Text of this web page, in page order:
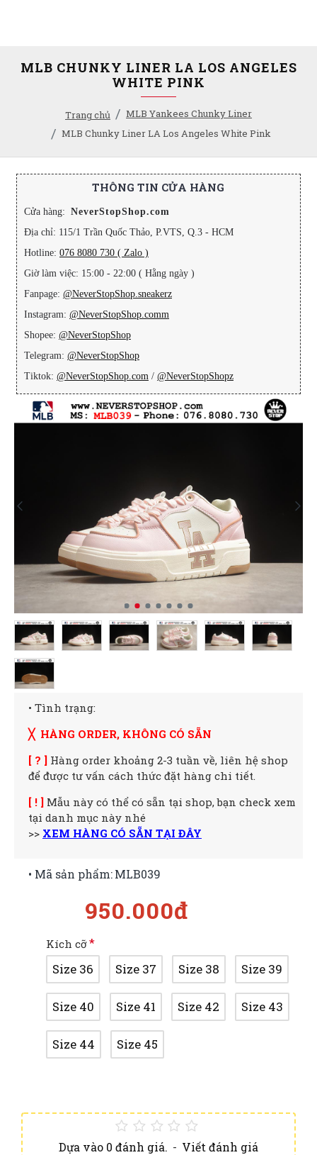
Trang chủ
MLB Yankees Chunky Liner
MLB Chunky Liner LA Los Angeles White Pink
MLB CHUNKY LINER LA LOS ANGELES
WHITE PINK
THÔNG TIN CỬA HÀNG
Cửa hàng: NeverStopShop.com
Địa chỉ: 115/1 Trần Quốc Thảo, P.VTS, Q.3 - HCM
Hotline: 076 8080 730 ( Zalo )
Giờ làm việc: 15:00 - 22:00 ( Hằng ngày )
Fanpage: @NeverStopShop.sneakerz
Instagram: @NeverStopShop.comm
Shopee: @NeverStopShop
Telegram: @NeverStopShop
Tiktok: @NeverStopShop.com / @NeverStopShopz
• Tình trạng:
╳ HÀNG ORDER, KHÔNG CÓ SẴN
[ ? ] Hàng order khoảng 2-3 tuần về, liên hệ shop
để được tư vấn cách thức đặt hàng chi tiết.
[ ! ] Mẫu này có thể có sẵn tại shop, bạn check xem
tại danh mục này nhé
>> XEM HÀNG CÓ SẴN TẠI ĐÂY
Dựa vào 0 đánh giá. - Viết đánh giá
950.000đ
• Mã sản phẩm:MLB039
Kích cỡ
Size 36 Size 37 Size 38 Size 39
Size 40 Size 41 Size 42 Size 43
Size 44 Size 45